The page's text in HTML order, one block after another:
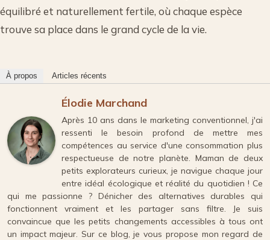
équilibré et naturellement fertile, où chaque espèce
trouve sa place dans le grand cycle de la vie.
À propos Articles récents
Élodie Marchand
Après 10 ans dans le marketing conventionnel, j'ai
ressenti le besoin profond de mettre mes
compétences au service d'une consommation plus
respectueuse de notre planète. Maman de deux
petits explorateurs curieux, je navigue chaque jour
entre idéal écologique et réalité du quotidien ! Ce
qui me passionne ? Dénicher des alternatives durables qui
fonctionnent vraiment et les partager sans filtre. Je suis
convaincue que les petits changements accessibles à tous ont
un impact majeur. Sur ce blog, je vous propose mon regard de